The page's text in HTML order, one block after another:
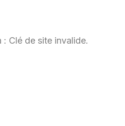
Clé de site invalide.